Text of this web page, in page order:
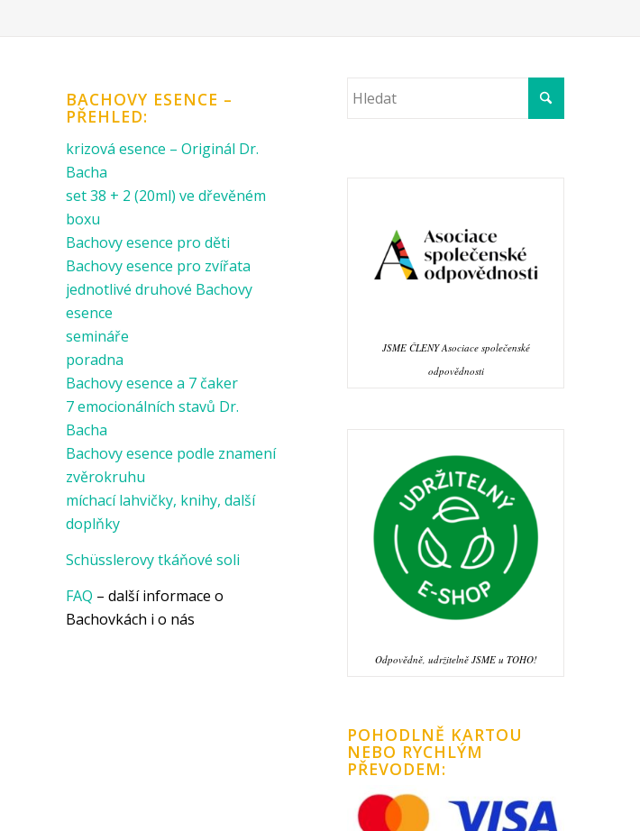
BACHOVY ESENCE –
PŘEHLED:
krizová esence – Originál Dr.
Bacha
set 38 + 2 (20ml) ve dřevěném
boxu
Bachovy esence pro děti
Bachovy esence pro zvířata
jednotlivé druhové Bachovy
esence
semináře
poradna
Bachovy esence a 7 čaker
7 emocionálních stavů Dr.
Bacha
Bachovy esence podle znamení
zvěrokruhu
míchací lahvičky, knihy, další
doplňky
Schüsslerovy tkáňové soli
FAQ – další informace o
Bachovkách i o nás
JSME ČLENY Asociace společenské
odpovědnosti
Odpovědně, udržitelně JSME u TOHO!
POHODLNĚ KARTOU
NEBO RYCHLÝM
PŘEVODEM: